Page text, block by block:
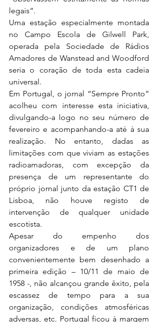
legais”.
Uma estação especialmente montada
no Campo Escola de Gilwell Park,
operada pela Sociedade de Rádios
Amadores de Wanstead and Woodford
seria o coração de toda esta cadeia
universal.
Em Portugal, o jornal “Sempre Pronto”
acolheu com interesse esta iniciativa,
divulgando-a logo no seu número de
fevereiro e acompanhando-a até à sua
realização. No entanto, dadas as
limitações com que viviam as estações
radioamadoras, com excepção da
presença de um representante do
próprio jornal junto da estação CT1 de
Lisboa, não houve registo de
intervenção de qualquer unidade
escotista.
Apesar do empenho dos
organizadores e de um plano
convenientemente bem desenhado a
primeira edição – 10/11 de maio de
1958 -, não alcançou grande êxito, pela
escassez de tempo para a sua
organização, condições atmosféricas
adversas, etc. Portugal ficou à margem